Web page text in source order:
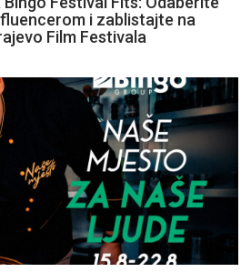
i zablistajte na
Film Festivala